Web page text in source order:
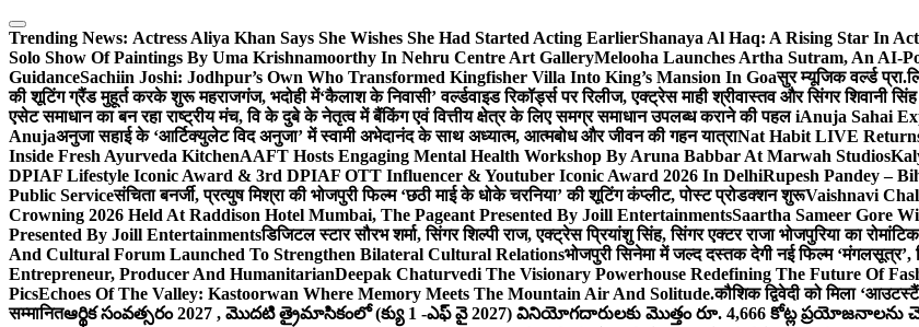
Skip
to
content
Trending News: Actress Aliya Khan Says She Wishes She Had Started Acting EarlierShanaya Al Haq: A Rising Star In
Solo Show Of Paintings By Uma Krishnamoorthy In Nehru Centre Art GalleryMelooha Launches Artha Sutram, An AI-
GuidanceSachiin Joshi: Jodhpur’s Own Who Transformed Kingfisher Villa Into King’s Mansion In Goaसुर म्यूजिक वर्ल्ड
की शूटिंग ग्रैंड मुहूर्त करके शुरू महराजगंज, भदोही में‘कैलाश के निवासी’ वर्ल्डवाइड रिकॉर्ड्स पर रिलीज, एक्ट्रेस माही श्रीवास्तव और सिंगर शिवानी
एसेट समाधान का बन रहा राष्ट्रीय मंच, वि के दुबे के नेतृत्व में बैंकिंग एवं वित्तीय क्षेत्र के लिए समग्र समाधान उपलब्ध कराने की पहल iAnuja Sahai
Anujaअनुजा सहाई के ‘आर्टिक्युलेट विद अनुजा’ में स्वामी अभेदानंद के साथ अध्यात्म, आत्मबोध और जीवन की गहन यात्राNat Habit LIVE
Inside Fresh Ayurveda KitchenAAFT Hosts Engaging Mental Health Workshop By Aruna Babbar At Marwah Studios
DPIAF Lifestyle Iconic Award & 3rd DPIAF OTT Influencer & Youtuber Iconic Award 2026 In DelhiRupesh Pandey –
Public Serviceसंचिता बनर्जी, प्रत्युष मिश्रा की भोजपुरी फिल्म ‘छठी माई के धोके चरनिया’ की शूटिंग कंप्लीट, पोस्ट प्रोडक्शन शुरूVaishnavi
Crowning 2026 Held At Raddison Hotel Mumbai, The Pageant Presented By Joill EntertainmentsSaartha Sameer Gore
Presented By Joill Entertainmentsडिजिटल स्टार सौरभ शर्मा, सिंगर शिल्पी राज, एक्ट्रेस प्रियांशु सिंह, सिंगर एक्टर राजा भोजपुरिया का
And Cultural Forum Launched To Strengthen Bilateral Cultural Relationsभोजपुरी सिनेमा में जल्द दस्तक देगी नई फिल्म ‘मंगलसूत्र’,
Entrepreneur, Producer And HumanitarianDeepak Chaturvedi The Visionary Powerhouse Redefining The Future Of
PicsEchoes Of The Valley: Kastoorwan Where Memory Meets The Mountain Air And Solitude.कौशिक द्विवेदी को मिला
सम्मानितఆర్థిక సంవత్సరం 2027 , మొదటి త్రైమాసికంలో (క్యు 1 -ఎఫ్ వై 2027) వినియోగదారులకు మొత్తం రూ. 4,666 కోట్ల ప్రయోజనాలను